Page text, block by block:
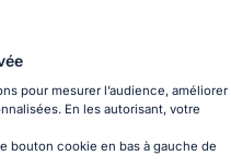
particuliers
devant
pour mesurer l’audience, améliorer
En les autorisant, votre
bouton cookie en bas à gauche de